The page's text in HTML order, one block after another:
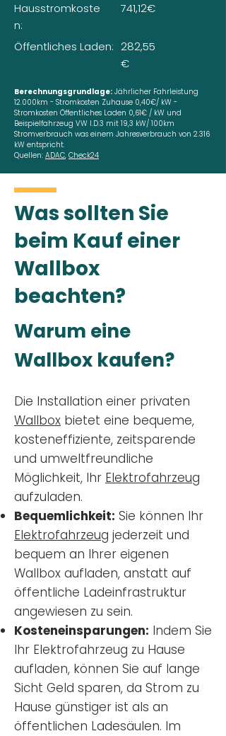
Hausstromkoste
n:
Öffentliches Laden:
741,12€
282,55
€
Berechnungsgrundlage: Jährlicher Fahrleistung
12.000km - Stromkosten Zuhause 0,40€/ kW -
Stromkosten Öffentliches Laden 0,61€ / kW und
Beispielfahrzeug VW I.D.3 mit 19,3 kW/ 100km
Stromverbrauch was einem Jahresverbrauch von 2.316
kW entspricht.
Quellen: ADAC, Check24
Was sollten Sie
beim Kauf einer
Wallbox
beachten?
Warum eine
Wallbox kaufen?
Die Installation einer privaten
Wallbox bietet eine bequeme,
kosteneffiziente, zeitsparende
und umweltfreundliche
Möglichkeit, Ihr Elektrofahrzeug
aufzuladen.
Bequemlichkeit: Sie können Ihr
Elektrofahrzeug jederzeit und
bequem an Ihrer eigenen
Wallbox aufladen, anstatt auf
öffentliche Ladeinfrastruktur
angewiesen zu sein.
Kosteneinsparungen: Indem Sie
Ihr Elektrofahrzeug zu Hause
aufladen, können Sie auf lange
Sicht Geld sparen, da Strom zu
Hause günstiger ist als an
öffentlichen Ladesäulen. Im